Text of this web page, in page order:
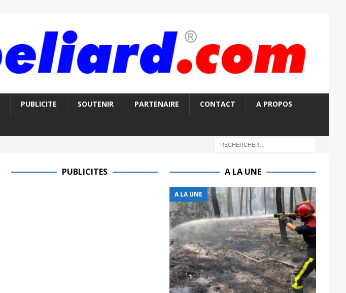
PUBLICITE SOUTENIR PARTENAIRE CONTACT A PROPOS
PUBLICITES A LA UNE
A LA UNE